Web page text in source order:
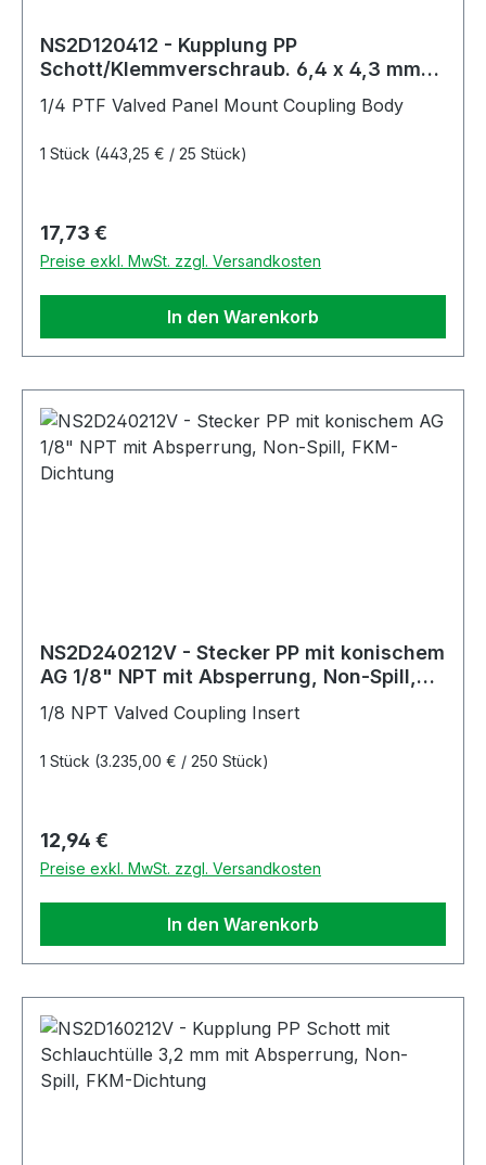
NS2D120412 - Kupplung PP
Schott/Klemmverschraub. 6,4 x 4,3 mm
1/4 PTF Valved Panel Mount Coupling Body
1 Stück (443,25 € / 25 Stück)
Regulärer Preis:
17,73 €
Preise exkl. MwSt. zzgl. Versandkosten
In den Warenkorb
NS2D240212V - Stecker PP mit konischem
AG 1/8" NPT mit Absperrung, Non-Spill,
1/8 NPT Valved Coupling Insert
1 Stück (3.235,00 € / 250 Stück)
Regulärer Preis:
12,94 €
Preise exkl. MwSt. zzgl. Versandkosten
In den Warenkorb